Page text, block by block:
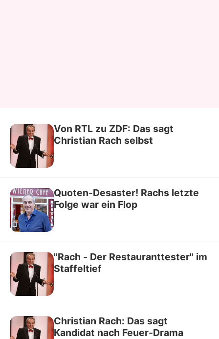
Von RTL zu ZDF: Das sagt
Christian Rach selbst
Quoten-Desaster! Rachs letzte
Folge war ein Flop
"Rach - Der Restauranttester" im
Staffeltief
Christian Rach: Das sagt
Kandidat nach Feuer-Drama